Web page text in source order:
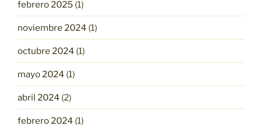
febrero 2025 (1)
noviembre 2024 (1)
octubre 2024 (1)
mayo 2024 (1)
abril 2024 (2)
febrero 2024 (1)